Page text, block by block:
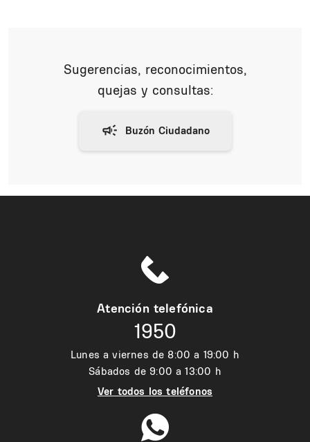
Sugerencias, reconocimientos,
quejas y consultas:
Atención telefónica
1950
Lunes a viernes de 8:00 a 19:00 h
Sábados de 9:00 a 13:00 h
Ver todos los teléfonos